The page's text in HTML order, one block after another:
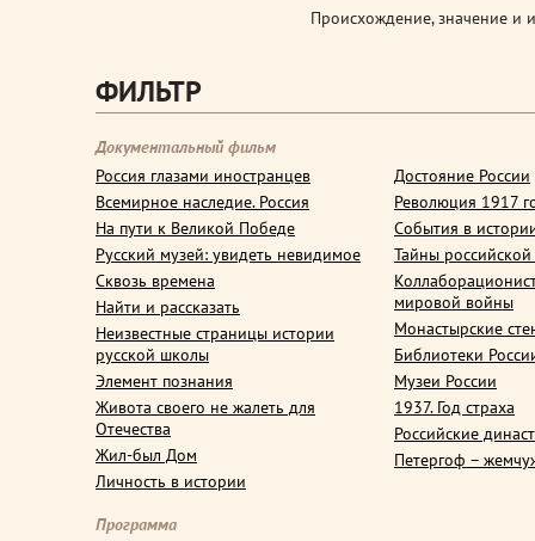
Происхождение, значение и
ФИЛЬТР
Документальный фильм
Россия глазами иностранцев
Всемирное наследие. Россия
На пути к Великой Победе
Русский музей: увидеть невидимое
Сквозь времена
Найти и рассказать
Неизвестные страницы истории
русской школы
Элемент познания
Живота своего не жалеть для
Отечества
Жил-был Дом
Личность в истории
Достояние России
Революция 1917
События в
Тайны
мировой войны
Монастырские
Библиотеки
Музеи России
1937. Год страха
Российские
Петергоф –
Программа